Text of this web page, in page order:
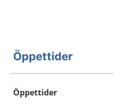
Öppettider
Öppettider